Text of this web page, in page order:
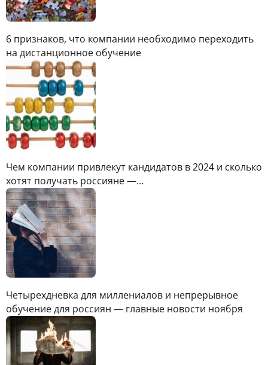
6 признаков, что компании необходимо переходить
на дистанционное обучение
Чем компании привлекут кандидатов в 2024 и сколько
хотят получать россияне —…
Четырехдневка для миллениалов и непрерывное
обучение для россиян — главные новости ноября